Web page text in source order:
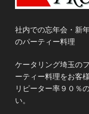
社内での忘年会・新
のパーティー料理
ケータリング埼玉の
ーティー料理をお客
リピーター率９０％
い。